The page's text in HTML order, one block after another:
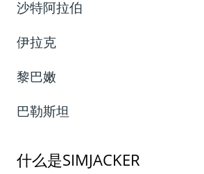
沙特阿拉伯
伊拉克
黎巴嫩
巴勒斯坦
什么是SIMJACKER